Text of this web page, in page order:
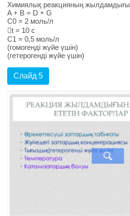
Химиялық реакцияның жылдамдығы
A + B = D + G
C0 = 2 моль/л
t = 10 c
C1 = 0,5 моль/л
(гомогенді жүйе үшін)
(гетерогенді жүйе үшін)
Слайд 5